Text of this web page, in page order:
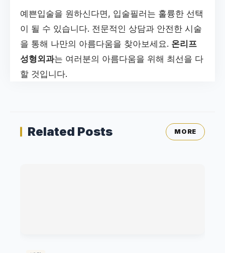
예쁜입술을 원하신다면, 입술필러는 훌륭한 선택
이 될 수 있습니다. 전문적인 상담과 안전한 시술
을 통해 나만의 아름다움을 찾아보세요. 온리프
성형외과는 여러분의 아름다움을 위해 최선을 다
할 것입니다.
Related Posts MORE